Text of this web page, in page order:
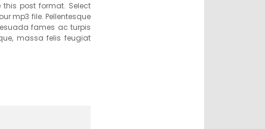
post format. Select
mp3 file. Pellentesque
fames ac turpis
massa felis feugiat